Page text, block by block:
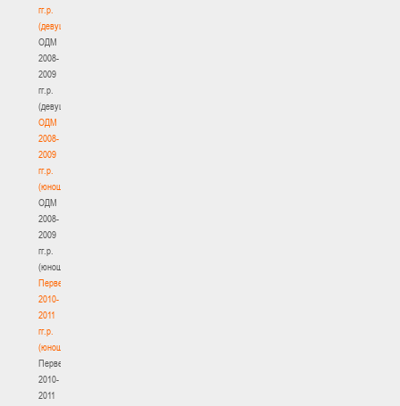
гг.р.
(девушки)
ОДМ
2008-
2009
гг.р.
(девушки)
ОДМ
2008-
2009
гг.р.
(юноши)
ОДМ
2008-
2009
гг.р.
(юноши)
Первенство
2010-
2011
гг.р.
(юноши)
Первенство
2010-
2011